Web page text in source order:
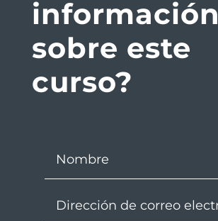
información
sobre este
curso?